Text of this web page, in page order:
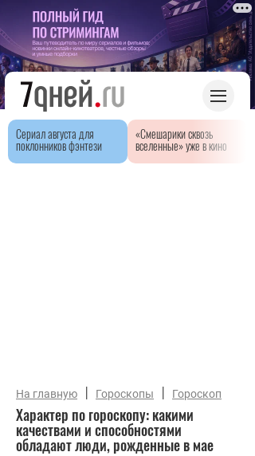
Сериал августа для
поклонников фэнтези
«Смешарики сквозь
вселенные» уже в кино
На главную | Гороскопы | Гороскоп
Характер по гороскопу: какими
качествами и способностями
обладают люди, рожденные в мае